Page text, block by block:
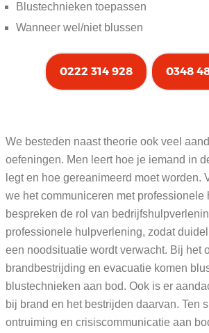
Blustechnieken toepassen
Wanneer wel/niet blussen
0222 314 928 0348
We besteden naast theorie ook veel
oefeningen. Men leert hoe je iemand in
legt en hoe gereanimeerd moet worden.
we het communiceren met professionele
bespreken de rol van
professionele hulpverlening, zodat
een noodsituatie wordt verwacht. Bij het
brandbestrijding en evacuatie komen
blustechnieken aan bod. Ook is er
bij brand en het bestrijden daarvan. Ten
ontruiming en crisiscommunicatie aan